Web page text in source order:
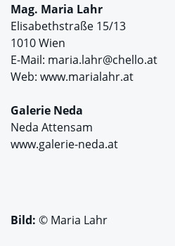
Mag. Maria Lahr
Elisabethstraße 15/13
1010 Wien
E-Mail: maria.lahr@chello.at
Web: www.marialahr.at
Galerie Neda
Neda Attensam
www.galerie-neda.at
Bild: © Maria Lahr